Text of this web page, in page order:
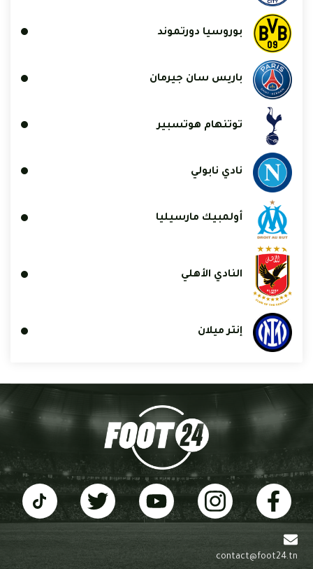
بوروسيا دورتموند
باريس سان جيرمان
توتنهام هوتسبير
نادي نابولي
أولمبيك مارسيليا
النادي الأهلي
إنتر ميلان
contact@foot24.tn